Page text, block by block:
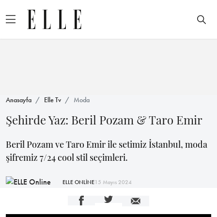
Anasayfa Elle Tv Moda
Şehirde Yaz: Beril Pozam & Taro Emir
Beril Pozam ve Taro Emir ile setimiz İstanbul, moda
şifremiz 7/24 cool stil seçimleri.
ELLE ONLİNE15 Mayıs 2024